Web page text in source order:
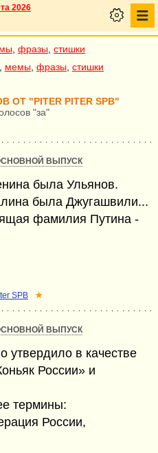
2026
фразы стишки
мемы фразы стишки
"PITER PITER SPB"
"за"
ВЫПУСК
была Ульянов.
была Джугашвили...
фамилия Путина -
SPB ★
ВЫПУСК
утвердило в качестве
России» и
термины:
России,